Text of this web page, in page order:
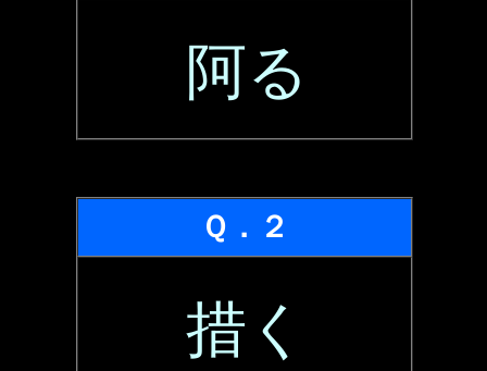
阿る
Ｑ．２
措く